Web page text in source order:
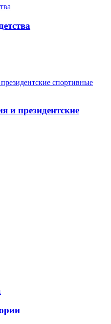
и президентские